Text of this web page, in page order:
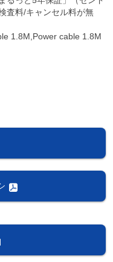
査料/キャンセル料が無
1.8M,Power cable 1.8M